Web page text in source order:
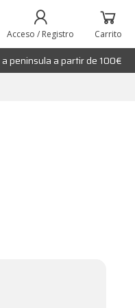
Acceso / Registro Carrito
a peninsula a partir de 100€
Añadir al carrito